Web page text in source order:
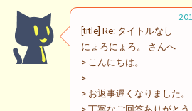
[title] Re: タイトルなし
にょろにょろ。 さんへ
> こんにちは。
>
> お返事遅くなりました。